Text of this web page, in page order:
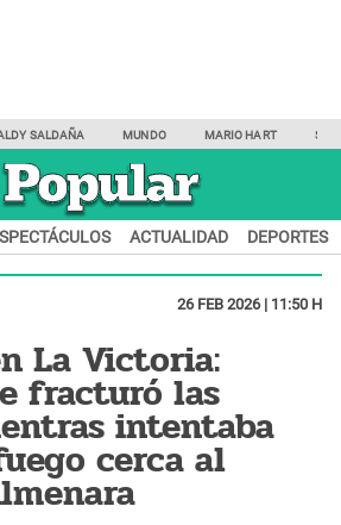
SALDAÑA MUNDO MARIO HART
ACTUALIDAD DEPORTES
26 FEB 2026 | 11:50 H
La Victoria:
fracturó las
intentaba
cerca al